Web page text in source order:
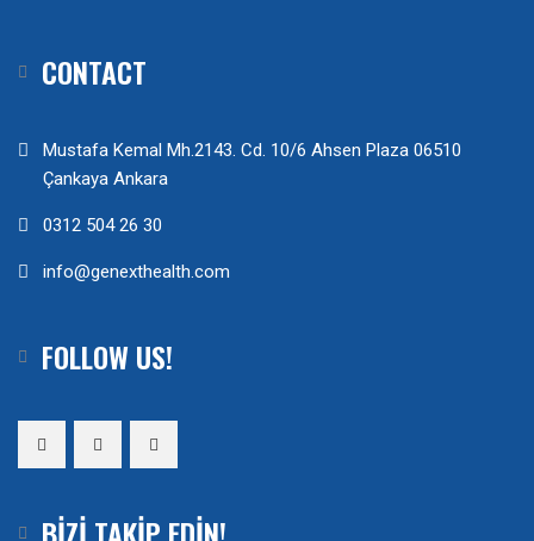
CONTACT
Mustafa Kemal Mh.2143. Cd. 10/6 Ahsen Plaza 06510
Çankaya Ankara
0312 504 26 30
info@genexthealth.com
FOLLOW US!